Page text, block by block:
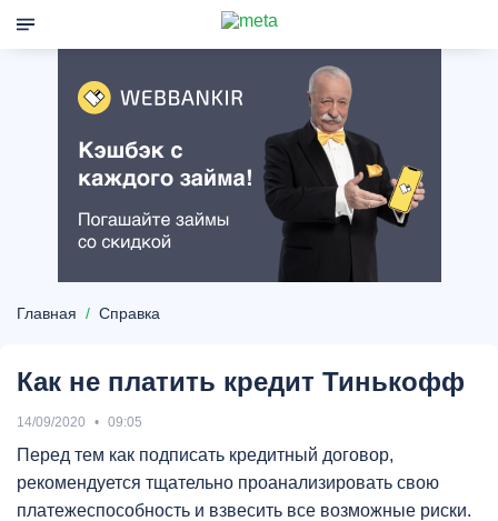
Главная Справка
Как не платить кредит Тинькофф
14/09/2020 09:05
Перед тем как подписать кредитный договор,
рекомендуется тщательно проанализировать свою
платежеспособность и взвесить все возможные риски.